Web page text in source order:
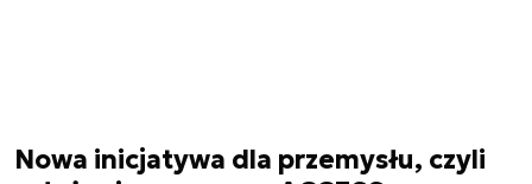
Nowa inicjatywa dla przemysłu, czyli